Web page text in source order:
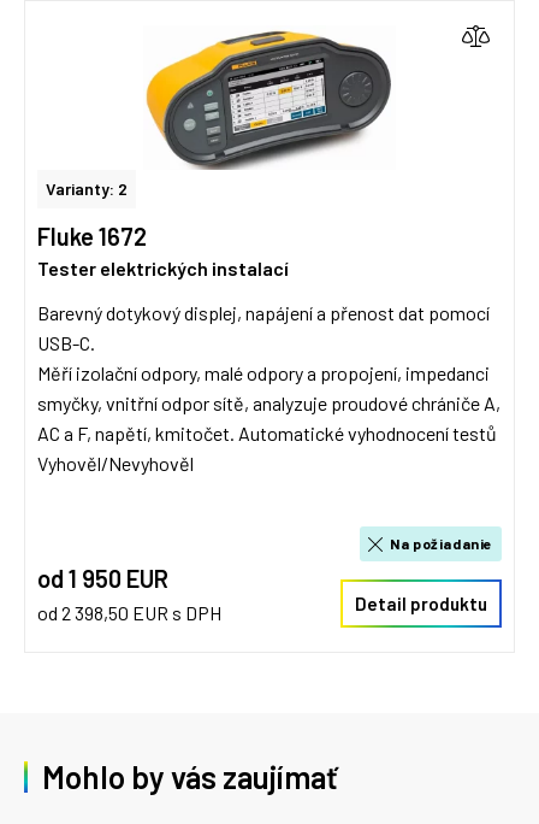
Varianty: 2
Fluke 1672
Tester elektrických instalací
Barevný dotykový displej, napájení a přenost dat pomocí
USB-C.
Měří izolační odpory, malé odpory a propojení, impedanci
smyčky, vnitřní odpor sítě, analyzuje proudové chrániče A,
AC a F, napětí, kmitočet. Automatické vyhodnocení testů
Vyhověl/Nevyhověl
od 1 950 EUR
od 2 398,50 EUR s DPH
Na požiadanie
Detail produktu
Mohlo by vás zaujímať